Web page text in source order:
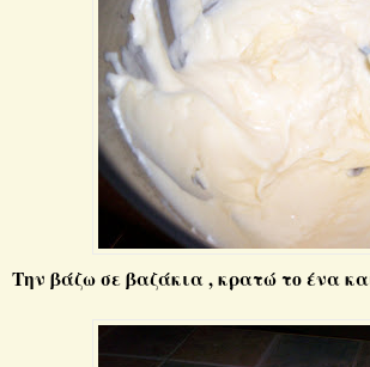
Την βάζω σε βαζάκια , κρατώ το ένα